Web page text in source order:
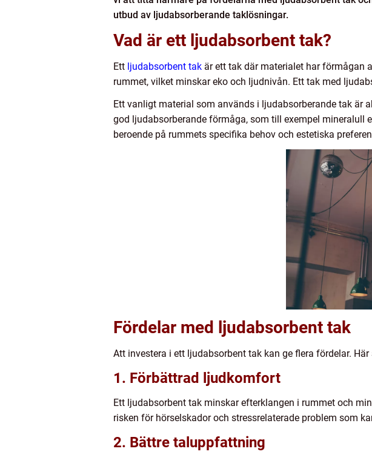
utbud av ljudabsorberande taklösningar.
Vad är ett ljudabsorbent tak?
Ett ljudabsorbent tak är ett tak där materialet har förmågan
rummet, vilket minskar eko och ljudnivån. Ett tak med
Ett vanligt material som används i ljudabsorberande tak är
god ljudabsorberande förmåga, som till exempel mineralull
beroende på rummets specifika behov och estetiska
Fördelar med ljudabsorbent tak
Att investera i ett ljudabsorbent tak kan ge flera fördelar.
1. Förbättrad ljudkomfort
Ett ljudabsorbent tak minskar efterklangen i rummet och
risken för hörselskador och stressrelaterade problem som
2. Bättre taluppfattning